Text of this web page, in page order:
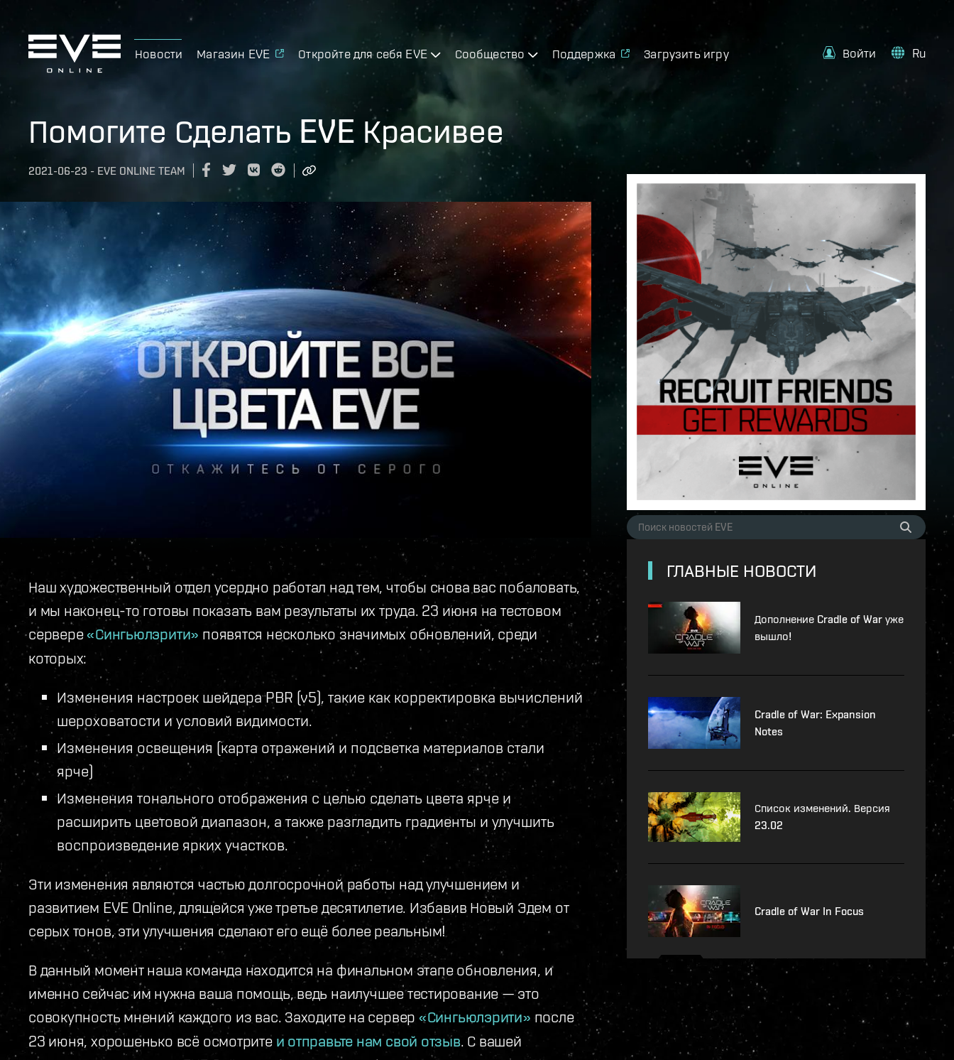
Новости Магазин EVE Откройте для себя EVE Сообщество Поддержка Загрузить игру Войти Ru
Помогите Сделать EVE Красивее
2021-06-23 - EVE ONLINE TEAM
Наш художественный отдел усердно работал над тем, чтобы снова вас побаловать,
и мы наконец-то готовы показать вам результаты их труда. 23 июня на тестовом
сервере «Сингьюлэрити» появятся несколько значимых обновлений, среди
которых:
Изменения настроек шейдера PBR (v5), такие как корректировка вычислений
шероховатости и условий видимости.
Изменения освещения (карта отражений и подсветка материалов стали
ярче)
Изменения тонального отображения с целью сделать цвета ярче и
расширить цветовой диапазон, а также разгладить градиенты и улучшить
воспроизведение ярких участков.
Эти изменения являются частью долгосрочной работы над улучшением и
развитием EVE Online, длящейся уже третье десятилетие. Избавив Новый Эдем от
серых тонов, эти улучшения сделают его ещё более реальным!
В данный момент наша команда находится на финальном этапе обновления, и
именно сейчас им нужна ваша помощь, ведь наилучшее тестирование — это
совокупность мнений каждого из вас. Заходите на сервер «Сингьюлэрити» после
23 июня, хорошенько всё осмотрите и отправьте нам свой отзыв. С вашей
ГЛАВНЫЕ НОВОСТИ
Дополнение Cradle of War уже
вышло!
Cradle of War: Expansion
Notes
Список изменений. Версия
23.02
Cradle of War In Focus